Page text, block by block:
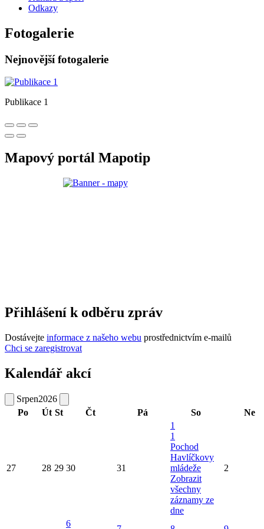
Odkazy
Fotogalerie
Nejnovější fotogalerie
Publikace 1
Mapový portál Mapotip
Přihlášení k odběru zpráv
Dostávejte informace z našeho webu prostřednictvím e-mailů
Chci se zaregistrovat
Kalendář akcí
Srpen2026
Po
Út St Čt Pá So Ne
27 28 29 30 31
1
1
Pochod
Havlíčkovy
mládeže
Zobrazit
všechny
záznamy ze
dne
2
6